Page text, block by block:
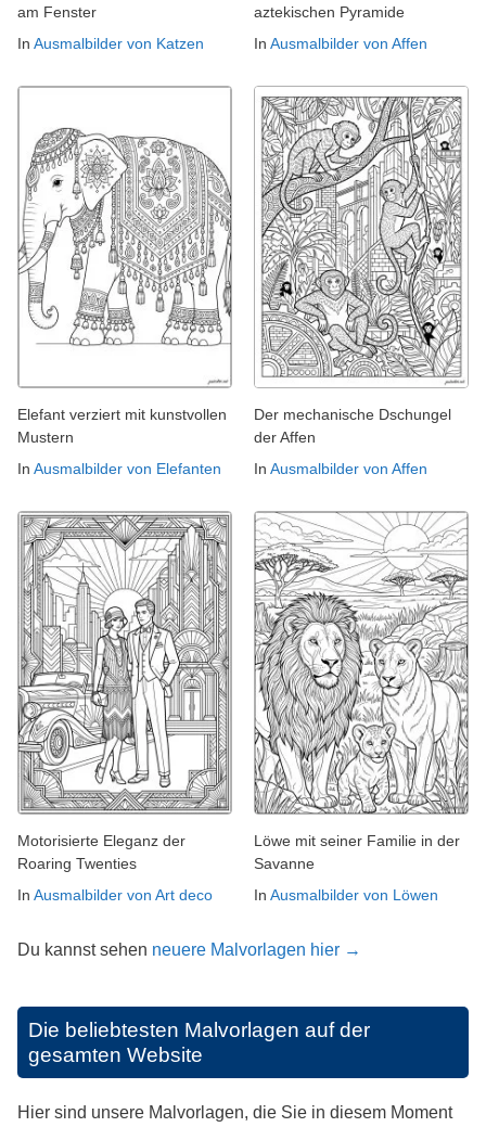
am Fenster
In Ausmalbilder von Katzen
aztekischen Pyramide
In Ausmalbilder von Affen
Elefant verziert mit kunstvollen
Mustern
In Ausmalbilder von Elefanten
Der mechanische Dschungel
der Affen
In Ausmalbilder von Affen
Motorisierte Eleganz der
Roaring Twenties
In Ausmalbilder von Art deco
Löwe mit seiner Familie in der
Savanne
In Ausmalbilder von Löwen
Du kannst sehen neuere Malvorlagen hier →
Die beliebtesten Malvorlagen auf der
gesamten Website
Hier sind unsere Malvorlagen, die Sie in diesem Moment